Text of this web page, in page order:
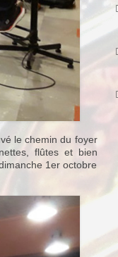
le chemin du foyer
flûtes et bien
1er octobre